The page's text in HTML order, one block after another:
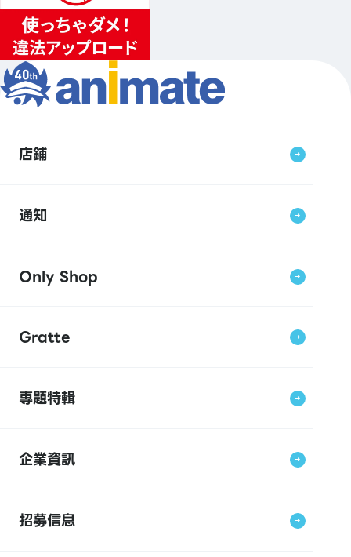
店鋪
通知
Only Shop
Gratte
專題特輯
企業資訊
招募信息